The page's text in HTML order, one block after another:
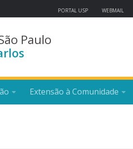
PORTAL USP WEBMAIL
Paulo
Extensão à Comunidade